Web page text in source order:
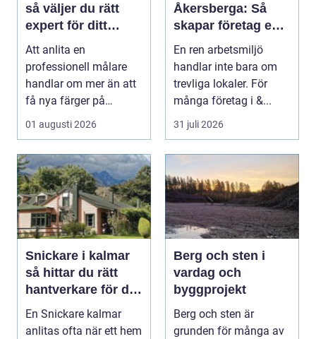
så väljer du rätt
expert för ditt
måleriprojekt
Att anlita en
professionell målare
handlar om mer än att
få nya färger på
väggarna. En kunnig
01 augusti 2026
Åkersberga: Så
skapar företag en
ren, trygg och
effektiv arbetsplats
En ren arbetsmiljö
handlar inte bara om
trevliga lokaler. För
många företag i &...
31 juli 2026
Snickare i kalmar
så hittar du rätt
hantverkare för ditt
byggprojekt
En Snickare kalmar
anlitas ofta när ett hem
Berg och sten i
vardag och
byggprojekt
Berg och sten är
grunden för många av